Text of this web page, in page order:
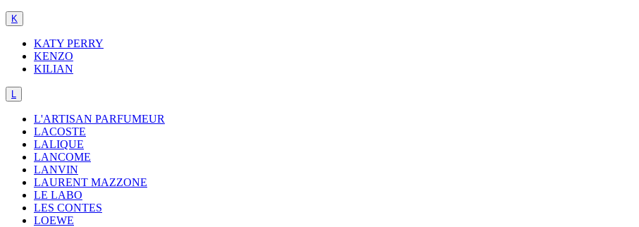
K
KATY PERRY
KENZO
KILIAN
L'ARTISAN PARFUMEUR
LACOSTE
LALIQUE
LANCOME
LANVIN
LAURENT MAZZONE
LE LABO
LES CONTES
LOEWE